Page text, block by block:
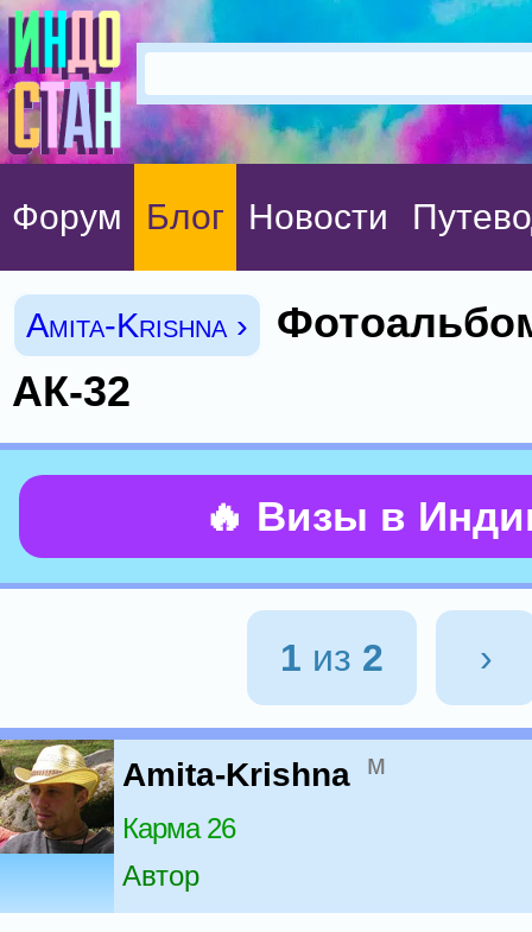
Форум Блог Новости
Amita-Krishna ›
АК-32
🔥 Визы в
1 из 2 ›
Amita-Krishna м
Карма 26
Автор